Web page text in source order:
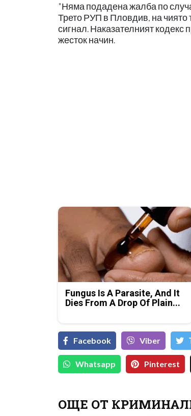
"Няма подадена жалба по
Трето РУП в Пловдив, на чиято
сигнал. Наказателният кодекс
жесток начин.
Fungus Is A Parasite, And It
Dies From A Drop Of Plain...
Facebook Viber
Whatsapp Pinterest
ОЩЕ ОТ